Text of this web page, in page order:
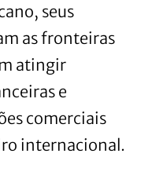
seus
as fronteiras
atingir
e
comerciais
internacional.